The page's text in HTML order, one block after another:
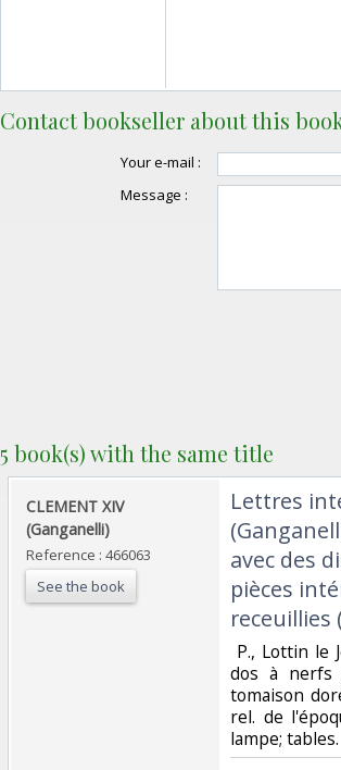
Contact bookseller about this
Your e-mail :
Message :
5 book(s) with the same title
‎CLEMENT XIV
(Ganganelli)‎
Reference : 466063
See the book
‎Lettres
avec des
pièces
receuillies
P., Lottin le
dos à nerfs
tomaison
rel. de
lampe; tables. ‎